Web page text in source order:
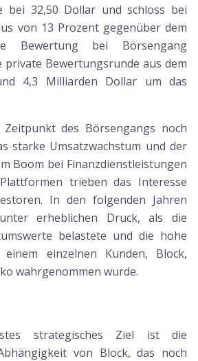
bei 32,50 Dollar und schloss bei
von 13 Prozent gegenüber dem
Bewertung bei Börsengang
private Bewertungsrunde aus dem
4,3 Milliarden Dollar um das
des Börsengangs noch
starke Umsatzwachstum und der
Boom bei Finanzdienstleistungen
trieben das Interesse
In den folgenden Jahren
erheblichen Druck, als die
belastete und die hohe
einzelnen Kunden, Block,
wahrgenommen wurde.
strategisches Ziel ist die
von Block, das noch